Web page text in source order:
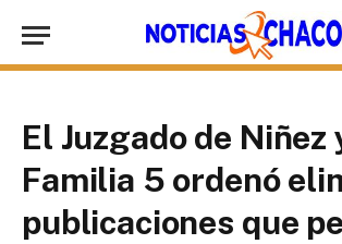
El Juzgado de Niñez
Familia 5 ordenó
publicaciones que